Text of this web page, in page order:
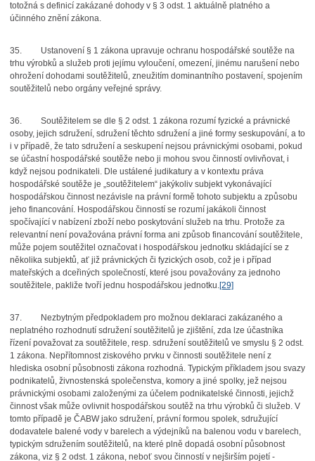
totožná s definicí zakázané dohody v § 3 odst. 1 aktuálně platného a
účinného znění zákona.
35.
Ustanovení § 1 zákona upravuje ochranu hospodářské soutěže na
trhu výrobků a služeb proti jejímu vyloučení, omezení, jinému narušení nebo
ohrožení dohodami soutěžitelů, zneužitím dominantního postavení, spojením
soutěžitelů nebo orgány veřejné správy.
36.
Soutěžitelem se dle § 2 odst. 1 zákona rozumí fyzické a právnické
osoby, jejich sdružení, sdružení těchto sdružení a jiné formy seskupování, a to
i v případě, že tato sdružení a seskupení nejsou právnickými osobami, pokud
se účastní hospodářské soutěže nebo ji mohou svou činností ovlivňovat, i
když nejsou podnikateli. Dle ustálené judikatury a v kontextu práva
hospodářské soutěže je „soutěžitelem“ jakýkoliv subjekt vykonávající
hospodářskou činnost nezávisle na právní formě tohoto subjektu a způsobu
jeho financování. Hospodářskou činností se rozumí jakákoli činnost
spočívající v nabízení zboží nebo poskytování služeb na trhu. Protože za
relevantní není považována právní forma ani způsob financování soutěžitele,
může pojem soutěžitel označovat i hospodářskou jednotku skládající se z
několika subjektů, ať již právnických či fyzických osob, což je i případ
mateřských a dceřiných společností, které jsou považovány za jednoho
soutěžitele, pakliže tvoří jednu hospodářskou jednotku.[29]
37.
Nezbytným předpokladem pro možnou deklaraci zakázaného a
neplatného rozhodnutí sdružení soutěžitelů je zjištění, zda lze účastníka
řízení považovat za soutěžitele, resp. sdružení soutěžitelů ve smyslu § 2 odst.
1 zákona. Nepřítomnost ziskového prvku v činnosti soutěžitele není z
hlediska osobní působnosti zákona rozhodná. Typickým příkladem jsou svazy
podnikatelů, živnostenská společenstva, komory a jiné spolky, jež nejsou
právnickými osobami založenými za účelem podnikatelské činnosti, jejichž
činnost však může ovlivnit hospodářskou soutěž na trhu výrobků či služeb. V
tomto případě je ČABW jako sdružení, právní formou spolek, sdružující
dodavatele balené vody v barelech a výdejníků na balenou vodu v barelech,
typickým sdružením soutěžitelů, na které plně dopadá osobní působnost
zákona, viz § 2 odst. 1 zákona, neboť svou činností v nejširším pojetí -